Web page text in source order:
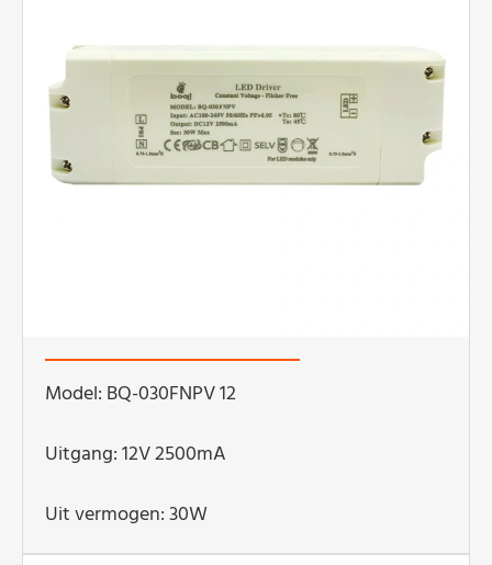
Model: BQ-030FNPV 12
Uitgang: 12V 2500mA
Uit vermogen: 30W